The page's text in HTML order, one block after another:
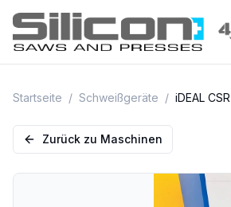
Startseite / Schweißgeräte / iDEAL
Zurück zu Maschinen